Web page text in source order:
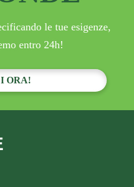
le tue esigenze,
entro 24h!
ORA!